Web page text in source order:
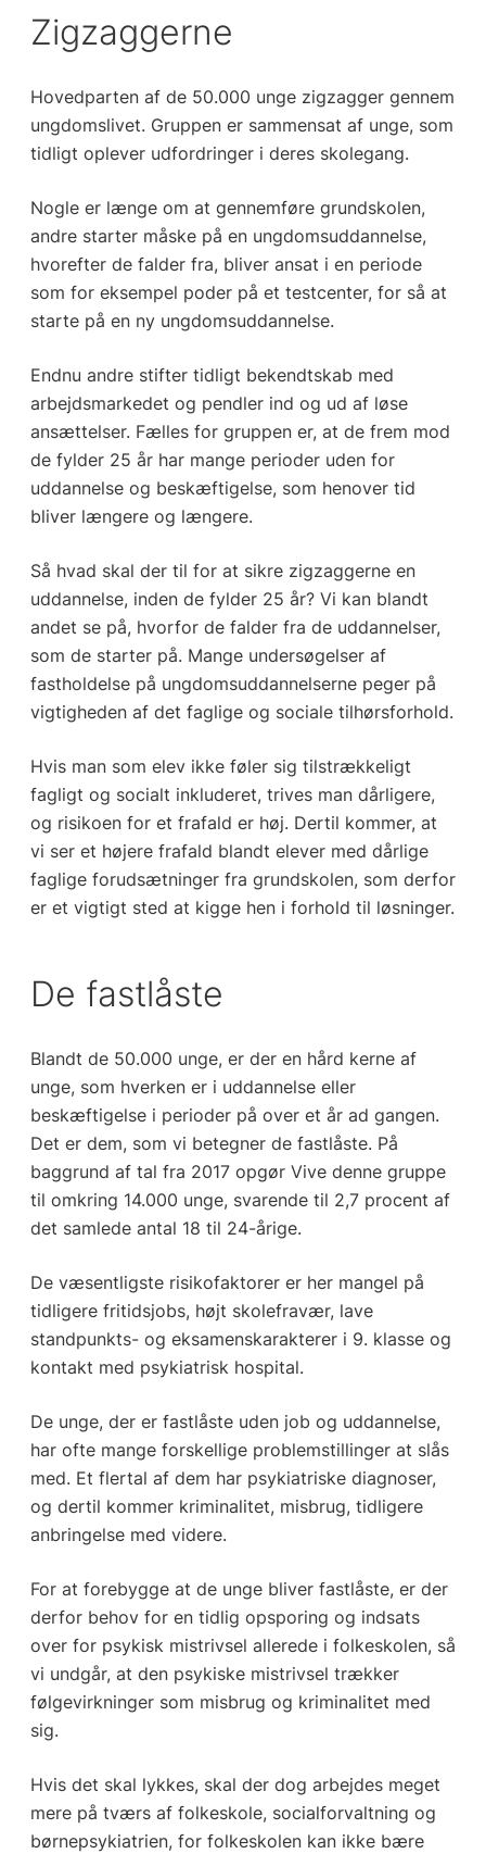
Zigzaggerne
Hovedparten af de 50.000 unge zigzagger gennem
ungdomslivet. Gruppen er sammensat af unge, som
tidligt oplever udfordringer i deres skolegang.
Nogle er længe om at gennemføre grundskolen,
andre starter måske på en ungdomsuddannelse,
hvorefter de falder fra, bliver ansat i en periode
som for eksempel poder på et testcenter, for så at
starte på en ny ungdomsuddannelse.
Endnu andre stifter tidligt bekendtskab med
arbejdsmarkedet og pendler ind og ud af løse
ansættelser. Fælles for gruppen er, at de frem mod
de fylder 25 år har mange perioder uden for
uddannelse og beskæftigelse, som henover tid
bliver længere og længere.
Så hvad skal der til for at sikre zigzaggerne en
uddannelse, inden de fylder 25 år? Vi kan blandt
andet se på, hvorfor de falder fra de uddannelser,
som de starter på. Mange undersøgelser af
fastholdelse på ungdomsuddannelserne peger på
vigtigheden af det faglige og sociale tilhørsforhold.
Hvis man som elev ikke føler sig tilstrækkeligt
fagligt og socialt inkluderet, trives man dårligere,
og risikoen for et frafald er høj. Dertil kommer, at
vi ser et højere frafald blandt elever med dårlige
faglige forudsætninger fra grundskolen, som derfor
er et vigtigt sted at kigge hen i forhold til løsninger.
De fastlåste
Blandt de 50.000 unge, er der en hård kerne af
unge, som hverken er i uddannelse eller
beskæftigelse i perioder på over et år ad gangen.
Det er dem, som vi betegner de fastlåste. På
baggrund af tal fra 2017 opgør Vive denne gruppe
til omkring 14.000 unge, svarende til 2,7 procent af
det samlede antal 18 til 24-årige.
De væsentligste risikofaktorer er her mangel på
tidligere fritidsjobs, højt skolefravær, lave
standpunkts- og eksamenskarakterer i 9. klasse og
kontakt med psykiatrisk hospital.
De unge, der er fastlåste uden job og uddannelse,
har ofte mange forskellige problemstillinger at slås
med. Et flertal af dem har psykiatriske diagnoser,
og dertil kommer kriminalitet, misbrug, tidligere
anbringelse med videre.
For at forebygge at de unge bliver fastlåste, er der
derfor behov for en tidlig opsporing og indsats
over for psykisk mistrivsel allerede i folkeskolen, så
vi undgår, at den psykiske mistrivsel trækker
følgevirkninger som misbrug og kriminalitet med
sig.
Hvis det skal lykkes, skal der dog arbejdes meget
mere på tværs af folkeskole, socialforvaltning og
børnepsykiatrien, for folkeskolen kan ikke bære